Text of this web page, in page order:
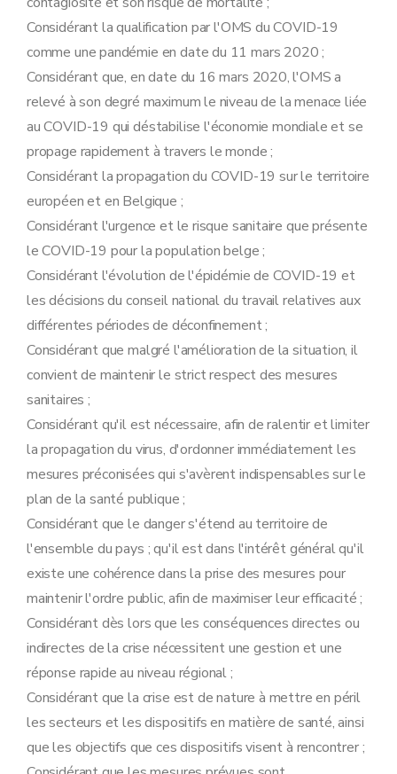
Considérant la qualification par l'OMS du COVID-19
comme une pandémie en date du 11 mars 2020 ;
Considérant que, en date du 16 mars 2020, l'OMS a
relevé à son degré maximum le niveau de la menace liée
au COVID-19 qui déstabilise l'économie mondiale et se
propage rapidement à travers le monde ;
Considérant la propagation du COVID-19 sur le territoire
européen et en Belgique ;
Considérant l'urgence et le risque sanitaire que présente
le COVID-19 pour la population belge ;
Considérant l'évolution de l'épidémie de COVID-19 et
les décisions du conseil national du travail relatives aux
différentes périodes de déconfinement ;
Considérant que malgré l'amélioration de la situation, il
convient de maintenir le strict respect des mesures
sanitaires ;
Considérant qu'il est nécessaire, afin de ralentir et limiter
la propagation du virus, d'ordonner immédiatement les
mesures préconisées qui s'avèrent indispensables sur le
plan de la santé publique ;
Considérant que le danger s'étend au territoire de
l'ensemble du pays ; qu'il est dans l'intérêt général qu'il
existe une cohérence dans la prise des mesures pour
maintenir l'ordre public, afin de maximiser leur efficacité ;
Considérant dès lors que les conséquences directes ou
indirectes de la crise nécessitent une gestion et une
réponse rapide au niveau régional ;
Considérant que la crise est de nature à mettre en péril
les secteurs et les dispositifs en matière de santé, ainsi
que les objectifs que ces dispositifs visent à rencontrer ;